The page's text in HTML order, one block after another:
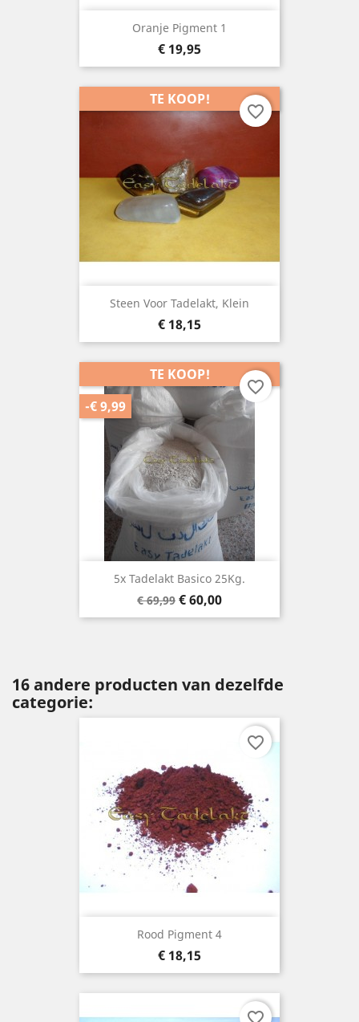
Oranje Pigment 1
Prijs
€ 19,95
Steen Voor Tadelakt, Klein
Prijs
€ 18,15
TE KOOP!
favorite_border
5x Tadelakt Basico 25Kg.
Basisprijs
€ 69,99 Prijs
€ 60,00
TE KOOP!
-€ 9,99
favorite_border
16 andere producten van dezelfde
categorie:
Rood Pigment 4
Prijs
€ 18,15
favorite_border
favorite_border